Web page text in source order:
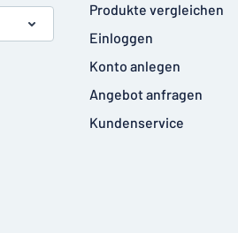
Produkte vergleichen
Einloggen
Konto anlegen
Angebot anfragen
Kundenservice